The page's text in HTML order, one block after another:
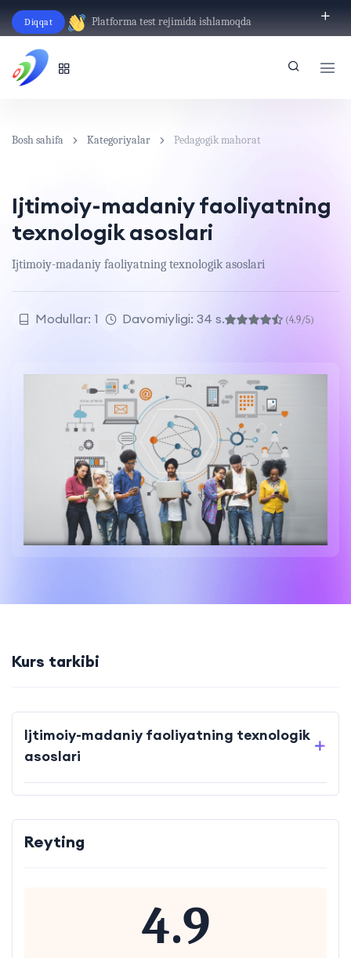
Diqqat Platforma test rejimida ishlamoqda
O‘zbekcha
Bosh sahifa Kategoriyalar Pedagogik mahorat
Ijtimoiy-madaniy faoliyatning
texnologik asoslari
Ijtimoiy-madaniy faoliyatning texnologik asoslari
Modullar: 1 Davomiyligi: 34 s. (4.9/5)
Kurs tarkibi
Ijtimoiy-madaniy faoliyatning texnologik
asoslari
Reyting
4.9